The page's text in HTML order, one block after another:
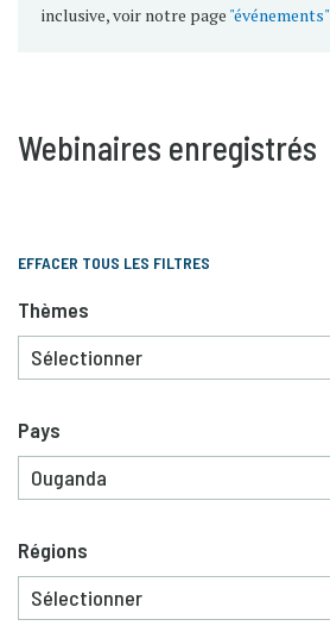
inclusive, voir notre page "événements"
Webinaires enregistrés
EFFACER TOUS LES FILTRES
Thèmes
Pays
Régions